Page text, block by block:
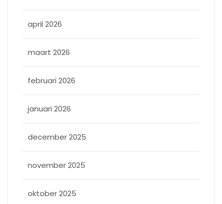
april 2026
maart 2026
februari 2026
januari 2026
december 2025
november 2025
oktober 2025